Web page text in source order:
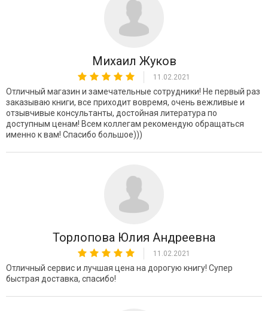
Михаил Жуков
11.02.2021
Отличный магазин и замечательные сотрудники! Не первый раз
заказываю книги, все приходит вовремя, очень вежливые и
отзывчивые консультанты, достойная литература по
доступным ценам! Всем коллегам рекомендую обращаться
именно к вам! Спасибо большое)))
Торлопова Юлия Андреевна
11.02.2021
Отличный сервис и лучшая цена на дорогую книгу! Супер
быстрая доставка, спасибо!